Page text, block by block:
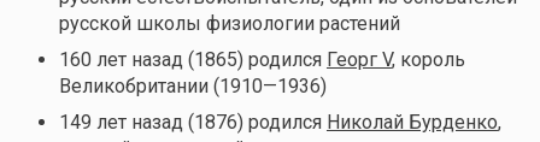
русской школы физиологии растений
160 лет назад (1865) родился Георг V, король
Великобритании (1910—1936)
149 лет назад (1876) родился Николай Бурденко,